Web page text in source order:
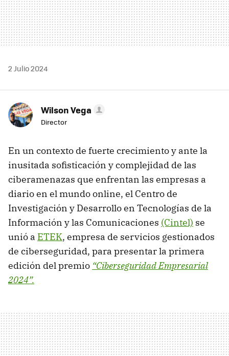
2 Julio 2024
Wilson Vega
Director
En un contexto de fuerte crecimiento y ante la
inusitada sofisticación y complejidad de las
ciberamenazas que enfrentan las empresas a
diario en el mundo online, el Centro de
Investigación y Desarrollo en Tecnologías de la
Información y las Comunicaciones (Cintel) se
unió a ETEK, empresa de servicios gestionados
de ciberseguridad, para presentar la primera
edición del premio “Ciberseguridad Empresarial
2024”.